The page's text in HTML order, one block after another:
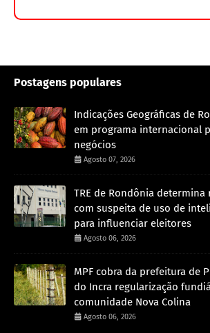
Postagens populares
Indicações Geográficas de
em programa internacional
negócios
Agosto 07, 2026
TRE de Rondônia determina
com suspeita de uso de
para influenciar eleitores
Agosto 06, 2026
MPF cobra da prefeitura de
do Incra regularização
comunidade Nova Colina
Agosto 06, 2026